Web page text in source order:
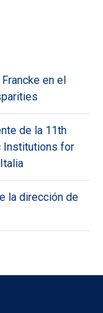
en el
de la 11th
Institutions for
la dirección de